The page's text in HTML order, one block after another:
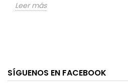
Leer más
SÍGUENOS EN FACEBOOK